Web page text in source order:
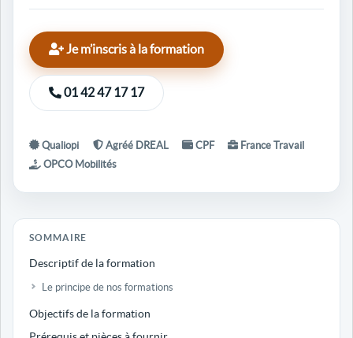
Je m’inscris à la formation
01 42 47 17 17
Qualiopi Agréé DREAL CPF
France Travail
OPCO Mobilités
SOMMAIRE
Descriptif de la formation
Le principe de nos formations
Objectifs de la formation